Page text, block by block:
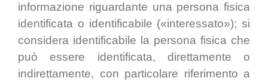
informazione riguardante una persona fisica
identificata o identificabile («interessato»); si
considera identificabile la persona fisica che
può essere identificata, direttamente o
indirettamente, con particolare riferimento a